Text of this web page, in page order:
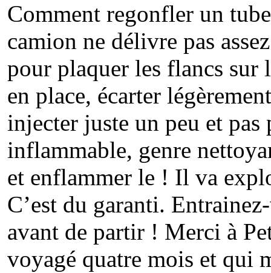
Comment regonfler un
camion ne délivre pas
pour plaquer les flancs sur
en place, écarter
injecter juste un peu et
inflammable, genre
et enflammer le ! Il va
C’est du garanti.
avant de partir ! Merci à
voyagé quatre mois et qui